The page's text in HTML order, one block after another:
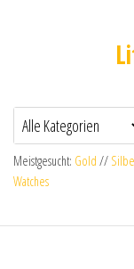
Meistgesucht: Gold //
Watches